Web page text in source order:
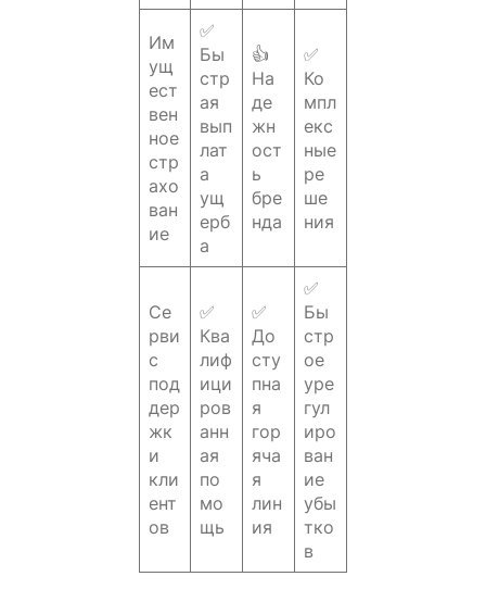
Им
ущ
ест
вен
ное
стр
ахо
ван
ие
✅
Бы
стр
ая
вып
лат
а
ущ
ерб
а
👍
На
де
жн
ост
ь
бре
нда
✅
Ко
мпл
екс
ные
ре
ше
ния
Се
рви
с
под
дер
жк
и
кли
ент
ов
✅
Ква
лиф
ици
ров
анн
ая
по
мо
щь
✅
До
сту
пна
я
гор
яча
я
лин
ия
✅
Бы
стр
ое
уре
гул
иро
ван
ие
убы
тко
в